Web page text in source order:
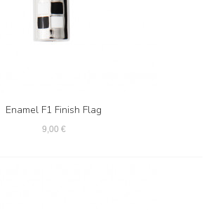
Enamel F1 Finish Flag
9,00 €